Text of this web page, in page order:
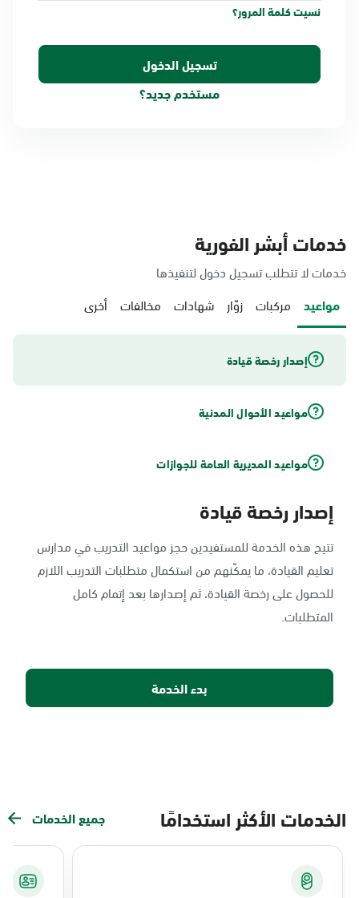
نسيت كلمة المرور؟
مستخدم جديد؟
خدمات أبشر الفورية
خدمات لا تتطلب تسجيل دخول لتنفيذها
مواعيد مركبات زوّار شهادات مخالفات أخرى
إصدار رخصة قيادة
مواعيد الأحوال المدنية
مواعيد المديرية العامة للجوازات
إصدار رخصة قيادة
تتيح هذه الخدمة للمستفيدين حجز مواعيد التدريب في مدارس
تعليم القيادة، ما يمكّنهم من استكمال متطلبات التدريب اللازم
للحصول على رخصة القيادة، ثم إصدارها بعد إتمام كامل
المتطلبات.
بدء الخدمة
الخدمات الأكثر استخدامًا جميع الخدمات